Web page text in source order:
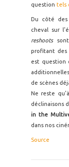
question tels
Du côté des
cheval sur
reshoots
profitant des
est question
de scènes
Ne reste
déclinaisons
in the
dans nos
Source